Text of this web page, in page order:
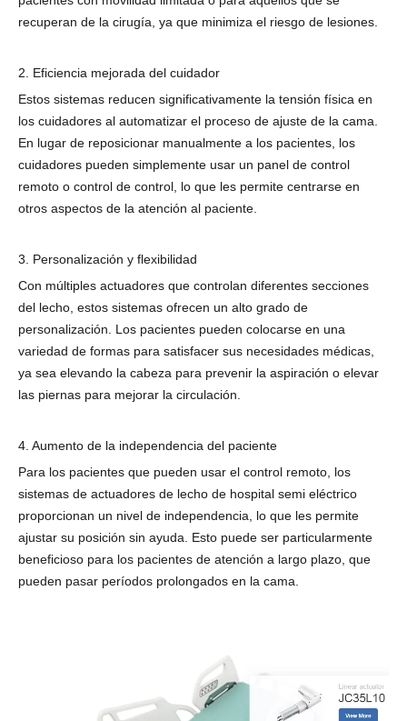
recuperan de la cirugía, ya que minimiza el riesgo de lesiones.
2. Eficiencia mejorada del cuidador
Estos sistemas reducen significativamente la tensión física en
los cuidadores al automatizar el proceso de ajuste de la cama.
En lugar de reposicionar manualmente a los pacientes, los
cuidadores pueden simplemente usar un panel de control
remoto o control de control, lo que les permite centrarse en
otros aspectos de la atención al paciente.
3. Personalización y flexibilidad
Con múltiples actuadores que controlan diferentes secciones
del lecho, estos sistemas ofrecen un alto grado de
personalización. Los pacientes pueden colocarse en una
variedad de formas para satisfacer sus necesidades médicas,
ya sea elevando la cabeza para prevenir la aspiración o elevar
las piernas para mejorar la circulación.
4. Aumento de la independencia del paciente
Para los pacientes que pueden usar el control remoto, los
sistemas de actuadores de lecho de hospital semi eléctrico
proporcionan un nivel de independencia, lo que les permite
ajustar su posición sin ayuda. Esto puede ser particularmente
beneficioso para los pacientes de atención a largo plazo, que
pueden pasar períodos prolongados en la cama.